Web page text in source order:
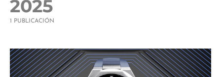
2025
1 PUBLICACIÓN